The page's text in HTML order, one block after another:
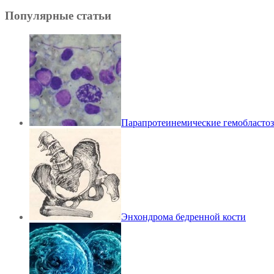
Популярные статьи
Парапротеинемические
Энхондрома бедренной кости